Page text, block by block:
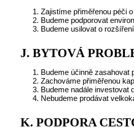
Zajistíme přiměřenou péči
Budeme podporovat
Budeme usilovat o
J. BYTOVÁ
Budeme účinně
Zachováme přiměřenou
Budeme nadále investovat
Nebudeme prodávat
K. PODPORA